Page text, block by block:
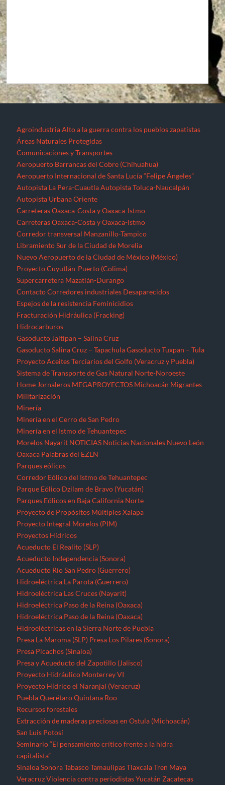
Agroindustria Alto a la guerra contra los pueblos zapatistas
Áreas Naturales Protegidas
Comunicaciones y Transportes
Aeropuerto Barrancas del Cobre (Chihuahua)
Aeropuerto Internacional de Santa Lucía “Felipe Ángeles”
Autopista La Pera-Cuautla Autopista Toluca-Naucalpán
Autopista Urbana Oriente
Carreteras Oaxaca-Costa y Oaxaca-Istmo
Carreteras Oaxaca-Costa y Oaxaca-Istmo
Corredor transversal Manzanillo-Tampico
Libramiento Sur de la Ciudad de Morelia
Nuevo Aeropuerto de la Ciudad de México (México)
Proyecto Cuyutlán-Puerto (Colima)
Supercarretera Mazatlán-Durango
Contacto Corredores industriales Desaparecidos
Espejos de la resistencia Feminicidios
Fracturación Hidráulica (Fracking)
Hidrocarburos
Gasoducto Jaltipan – Salina Cruz
Gasoducto Salina Cruz – Tapachula Gasoducto Tuxpan – Tula
Proyecto Aceites Terciarios del Golfo (Veracruz y Puebla)
Sistema de Transporte de Gas Natural Norte-Noroeste
Home Jornaleros MEGAPROYECTOS Michoacán Migrantes
Militarización
Minería
Minería en el Cerro de San Pedro
Minería en el Istmo de Tehuantepec
Morelos Nayarit NOTICIAS Noticias Nacionales Nuevo León
Oaxaca Palabras del EZLN
Parques eólicos
Corredor Eólico del Istmo de Tehuantepec
Parque Eólico Dzilam de Bravo (Yucatán)
Parques Eólicos en Baja California Norte
Proyecto de Propósitos Múltiples Xalapa
Proyecto Integral Morelos (PIM)
Proyectos Hídricos
Acueducto El Realito (SLP)
Acueducto Independencia (Sonora)
Acueducto Río San Pedro (Guerrero)
Hidroeléctrica La Parota (Guerrero)
Hidroeléctrica Las Cruces (Nayarit)
Hidroeléctrica Paso de la Reina (Oaxaca)
Hidroeléctrica Paso de la Reina (Oaxaca)
Hidroeléctricas en la Sierra Norte de Puebla
Presa La Maroma (SLP) Presa Los Pilares (Sonora)
Presa Picachos (Sinaloa)
Presa y Acueducto del Zapotillo (Jalisco)
Proyecto Hidráulico Monterrey VI
Proyecto Hídrico el Naranjal (Veracruz)
Puebla Querétaro Quintana Roo
Recursos forestales
Extracción de maderas preciosas en Ostula (Michoacán)
San Luis Potosí
Seminario “El pensamiento crítico frente a la hidra
capitalista”
Sinaloa Sonora Tabasco Tamaulipas Tlaxcala Tren Maya
Veracruz Violencia contra periodistas Yucatán Zacatecas